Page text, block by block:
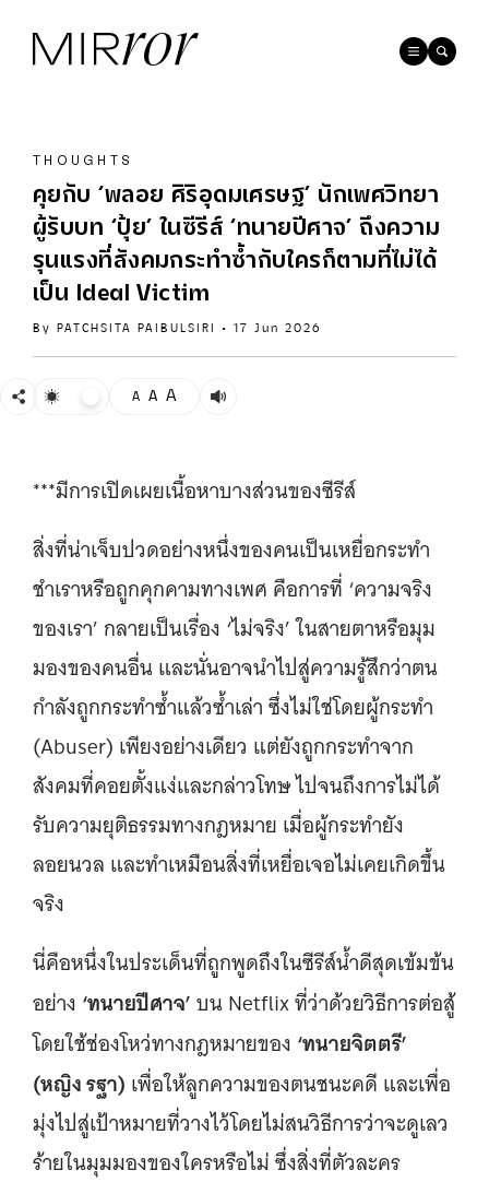
THOUGHTS
คุยกับ ‘พลอย ศิริอุดมเศรษฐ’ นักเพศวิทยา
ผู้รับบท ‘ปุ้ย’ ในซีรีส์ ‘ทนายปีศาจ’ ถึงความ
รุนแรงที่สังคมกระทำซ้ำกับใครก็ตามที่ไม่ได้
เป็น Ideal Victim
By PATCHSITA PAIBULSIRI • 17 Jun 2026
A A A
***มีการเปิดเผยเนื้อหาบางส่วนของซีรีส์
สิ่งที่น่าเจ็บปวดอย่างหนึ่งของคนเป็นเหยื่อกระทำ
ชำเราหรือถูกคุกคามทางเพศ คือการที่ ‘ความจริง
ของเรา’ กลายเป็นเรื่อง ‘ไม่จริง’ ในสายตาหรือมุม
มองของคนอื่น และนั่นอาจนำไปสู่ความรู้สึกว่าตน
กำลังถูกกระทำซ้ำแล้วซ้ำเล่า ซึ่งไม่ใช่โดยผู้กระทำ
(Abuser) เพียงอย่างเดียว แต่ยังถูกกระทำจาก
สังคมที่คอยตั้งแง่และกล่าวโทษ ไปจนถึงการไม่ได้
รับความยุติธรรมทางกฎหมาย เมื่อผู้กระทำยัง
ลอยนวล และทำเหมือนสิ่งที่เหยื่อเจอไม่เคยเกิดขึ้น
จริง
นี่คือหนึ่งในประเด็นที่ถูกพูดถึงในซีรีส์น้ำดีสุดเข้มข้น
อย่าง ‘ทนายปีศาจ’บน Netflix ที่ว่าด้วยวิธีการต่อสู้
โดยใช้ช่องโหว่ทางกฎหมายของ ‘ทนายจิตตรี’
(หญิง รฐา) เพื่อให้ลูกความของตนชนะคดี และเพื่อ
มุ่งไปสู่เป้าหมายที่วางไว้โดยไม่สนวิธีการว่าจะดูเลว
ร้ายในมุมมองของใครหรือไม่ ซึ่งสิ่งที่ตัวละคร